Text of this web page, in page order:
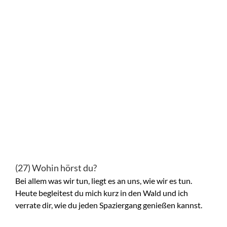
(27) Wohin hörst du?
Bei allem was wir tun, liegt es an uns, wie wir es tun.
Heute begleitest du mich kurz in den Wald und ich
verrate dir, wie du jeden Spaziergang genießen kannst.